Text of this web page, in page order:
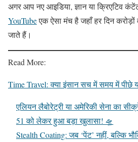
अगर आप नए आइडिया, ज्ञान या क्रिएटिव
YouTubeएक ऐसा मंच है जहाँ हर दिन
जाते हैं।
Read More:
Time Travel: क्या इंसान सच में समय में पीछे
एलियन लैबोरेट्री या अमेरिकी सेना का
51 को लेकर हुआ बड़ा खुलासा! 🛸
Stealth Coating: जब ‘पेंट’ नहीं, बल्कि